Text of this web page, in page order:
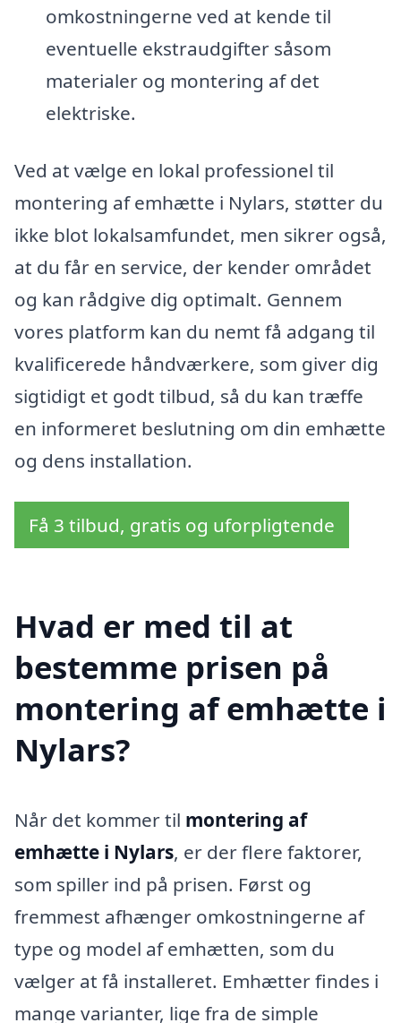
omkostningerne ved at kende til
eventuelle ekstraudgifter såsom
materialer og montering af det
elektriske.
Ved at vælge en lokal professionel til
montering af emhætte i Nylars, støtter du
ikke blot lokalsamfundet, men sikrer også,
at du får en service, der kender området
og kan rådgive dig optimalt. Gennem
vores platform kan du nemt få adgang til
kvalificerede håndværkere, som giver dig
sigtidigt et godt tilbud, så du kan træffe
en informeret beslutning om din emhætte
og dens installation.
Få 3 tilbud, gratis og uforpligtende
Hvad er med til at
bestemme prisen på
montering af emhætte i
Nylars?
Når det kommer til montering af
emhætte i Nylars, er der flere faktorer,
som spiller ind på prisen. Først og
fremmest afhænger omkostningerne af
type og model af emhætten, som du
vælger at få installeret. Emhætter findes i
mange varianter, lige fra de simple